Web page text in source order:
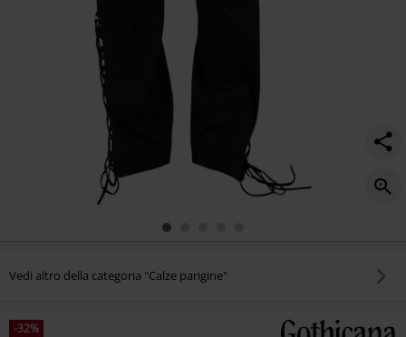
Vedi altro della categoria "Calze parigine"
-32%